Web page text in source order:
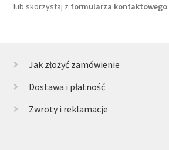
lub skorzystaj z formularza kontaktowego.
Jak złożyć zamówienie
Dostawa i płatność
Zwroty i reklamacje